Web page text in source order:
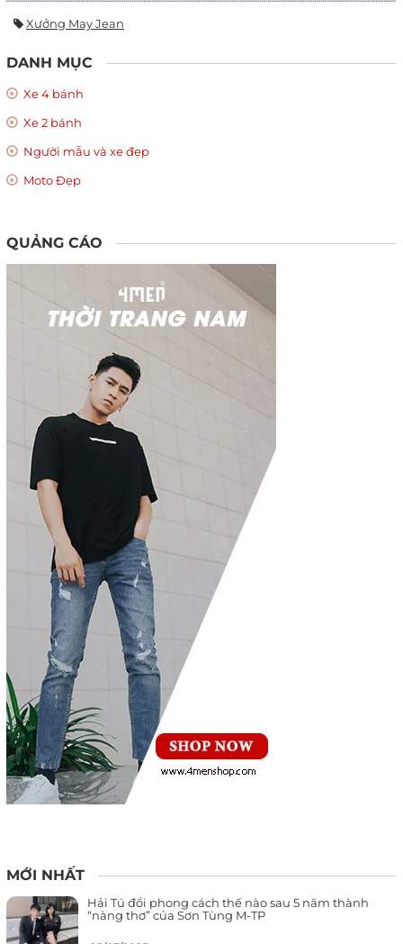
Xưởng May Jean
DANH MỤC
Xe 4 bánh
Xe 2 bánh
Người mẫu và xe đẹp
Moto Đẹp
QUẢNG CÁO
MỚI NHẤT
Hải Tú đổi phong cách thế nào sau 5 năm thành
“nàng thơ” của Sơn Tùng M-TP